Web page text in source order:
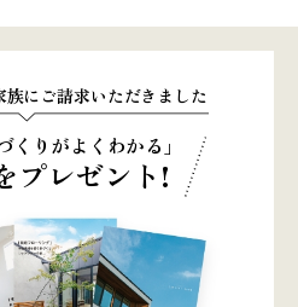
族にご請求いただきました
くりがよくわかる」
プレゼント!